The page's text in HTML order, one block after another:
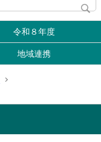
令和８年度
地域連携